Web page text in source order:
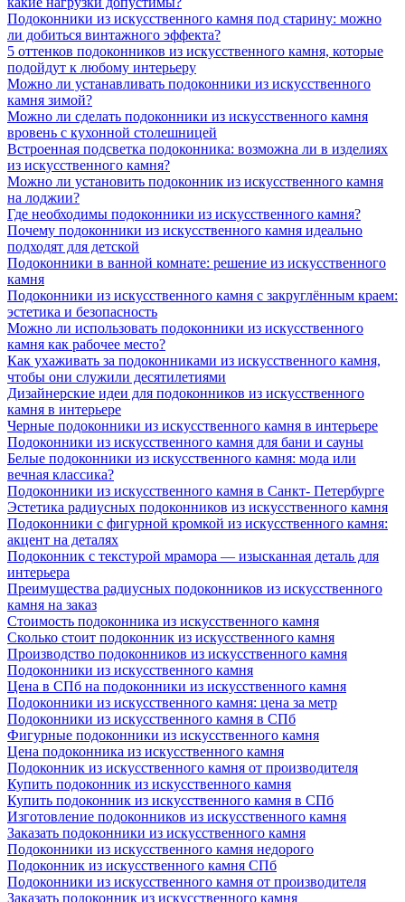
Подоконники из искусственного камня под старину: можно
ли добиться винтажного эффекта?
5 оттенков подоконников из искусственного камня, которые
подойдут к любому интерьеру
Можно ли устанавливать подоконники из искусственного
камня зимой?
Можно ли сделать подоконники из искусственного камня
вровень с кухонной столешницей
Встроенная подсветка подоконника: возможна ли в изделиях
из искусственного камня?
Можно ли установить подоконник из искусственного камня
на лоджии?
Где необходимы подоконники из искусственного камня?
Почему подоконники из искусственного камня идеально
подходят для детской
Подоконники в ванной комнате: решение из искусственного
камня
Подоконники из искусственного камня с закруглённым краем:
эстетика и безопасность
Можно ли использовать подоконники из искусственного
камня как рабочее место?
Как ухаживать за подоконниками из искусственного камня,
чтобы они служили десятилетиями
Дизайнерские идеи для подоконников из искусственного
камня в интерьере
Черные подоконники из искусственного камня в интерьере
Подоконники из искусственного камня для бани и сауны
Белые подоконники из искусственного камня: мода или
вечная классика?
Подоконники из искусственного камня в Санкт- Петербурге
Эстетика радиусных подоконников из искусственного камня
Подоконники с фигурной кромкой из искусственного камня:
акцент на деталях
Подоконник с текстурой мрамора — изысканная деталь для
интерьера
Преимущества радиусных подоконников из искусственного
камня на заказ
Стоимость подоконника из искусственного камня
Сколько стоит подоконник из искусственного камня
Производство подоконников из искусственного камня
Подоконники из искусственного камня
Цена в СПб на подоконники из искусственного камня
Подоконники из искусственного камня: цена за метр
Подоконники из искусственного камня в СПб
Фигурные подоконники из искусственного камня
Цена подоконника из искусственного камня
Подоконник из искусственного камня от производителя
Купить подоконник из искусственного камня
Купить подоконник из искусственного камня в СПб
Изготовление подоконников из искусственного камня
Заказать подоконники из искусственного камня
Подоконники из искусственного камня недорого
Подоконник из искусственного камня СПб
Подоконники из искусственного камня от производителя
Заказать подоконник из искусственного камня